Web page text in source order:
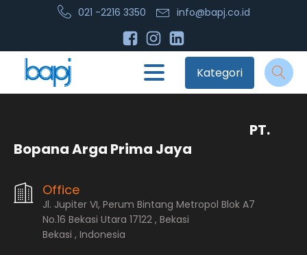
021 -2216 3350 info@bapj.co.id
Kategori
PT.
Bopana Arga Prima Jaya
Office
Jl. Jupiter VI, Perum Bintang Metropol Blok A7
No.16 Bekasi Utara 17122 , Bekasi
Bekasi , Indonesia